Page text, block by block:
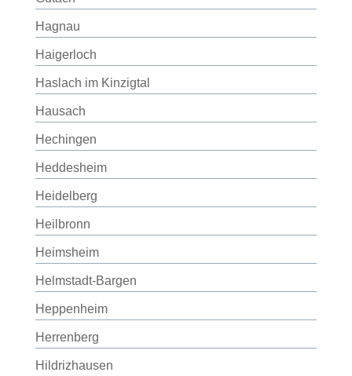
Hagnau
Haigerloch
Haslach im Kinzigtal
Hausach
Hechingen
Heddesheim
Heidelberg
Heilbronn
Heimsheim
Helmstadt-Bargen
Heppenheim
Herrenberg
Hildrizhausen